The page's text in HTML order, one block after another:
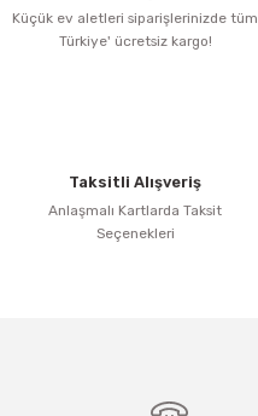
Küçük ev aletleri siparişlerinizde tüm
Türkiye' ücretsiz kargo!
Taksitli Alışveriş
Anlaşmalı Kartlarda Taksit
Seçenekleri